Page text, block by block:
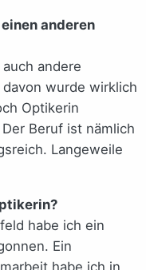
anderen
andere
wurde wirklich
Optikerin
Beruf ist nämlich
Langeweile
habe ich ein
Ein